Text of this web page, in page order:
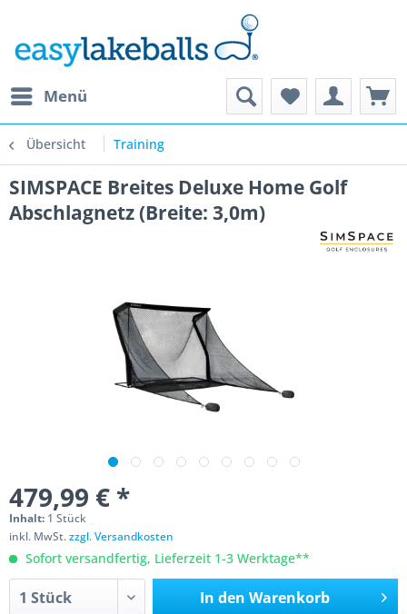
Menü
Übersicht Training
SIMSPACE Breites Deluxe Home Golf
Abschlagnetz (Breite: 3,0m)
479,99 € *
Inhalt: 1 Stück
inkl. MwSt.zzgl. Versandkosten
Sofort versandfertig, Lieferzeit 1-3 Werktage**
In den Warenkorb